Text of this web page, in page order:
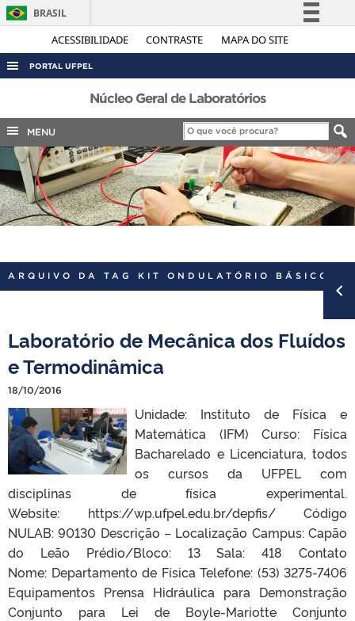
ACESSIBILIDADE CONTRASTE MAPA DO SITE
BRASIL
Simplifique!
Legislação
Canais
PORTAL UFPEL
ACESSO À INFORMAÇÃO
AUDITORIA
COBALTO
CONCURSOS
EDITAIS
INTERNACIONAL
PORTARIAS
Núcleo Geral de Laboratórios
MENU
ARQUIVO DA TAG KIT ONDULATÓRIO BÁSICO
Laboratório de Mecânica dos Fluídos
e Termodinâmica
18/10/2016
Unidade: Instituto de Física e
Matemática (IFM) Curso: Física
Bacharelado e Licenciatura, todos
os cursos da UFPEL com
disciplinas de física experimental.
Website: https://wp.ufpel.edu.br/depfis/ Código
NULAB: 90130 Descrição – Localização Campus: Capão
do Leão Prédio/Bloco: 13 Sala: 418 Contato
Nome: Departamento de Física Telefone: (53) 3275-7406
Equipamentos Prensa Hidráulica para Demonstração
Conjunto para Lei de Boyle-Mariotte Conjunto